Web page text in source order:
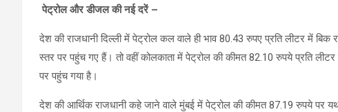
पेट्रोल और डीजल की नई दरें –
देश की राजधानी दिल्ली में पेट्रोल कल वाले ही भाव 80.43 रुपए प्रति लीटर में
स्तर पर पहुंच गए हैं। तो वहीं कोलकाता में पेट्रोल की कीमत 82.10 रुपये प्रति
पर पहुंच गया है।
देश की आर्थिक राजधानी कहे जाने वाले मुंबई में पेट्रोल की कीमत 87.19 रुपये पर